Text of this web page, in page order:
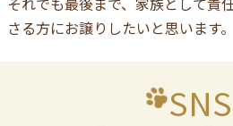
さる方にお譲りしたいと思います。
SNS